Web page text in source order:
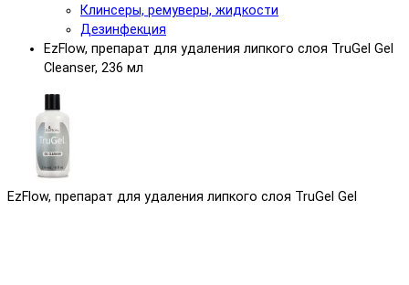
Клинсеры, ремуверы, жидкости
Дезинфекция
EzFlow, препарат для удаления липкого слоя TruGel Gel
Cleanser, 236 мл
EzFlow, препарат для удаления липкого слоя TruGel Gel